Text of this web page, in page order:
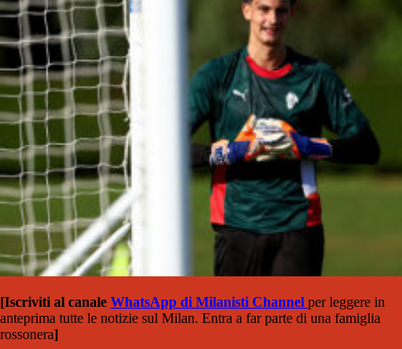
[Iscriviti al canale WhatsApp di Milanisti Channel per leggere in
anteprima tutte le notizie sul Milan. Entra a far parte di una famiglia
rossonera]